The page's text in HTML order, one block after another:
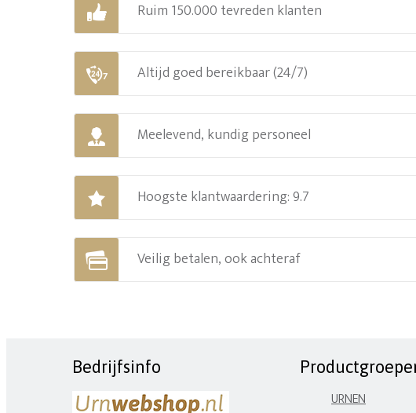
Ruim 150.000 tevreden klanten
Altijd goed bereikbaar (24/7)
Meelevend, kundig personeel
Hoogste klantwaardering: 9.7
Veilig betalen, ook achteraf
Bedrijfsinfo
URNEN